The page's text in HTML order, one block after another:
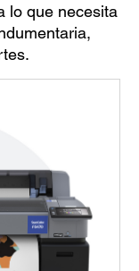
lo que necesita